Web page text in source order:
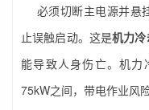
必须切断主电源并悬
止误触启动。这是机力
能导致人身伤亡。机力
75kW之间，带电作业风险